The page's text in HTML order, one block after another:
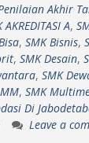
Akhir
AKREDITASI A,
, SMK Bisnis,
, SMK Desain,
, SMK
, SMK
Di
Leave a